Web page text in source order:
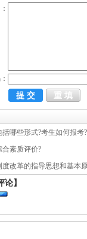
哪些形式?考生如何报考?
素质评价?
改革的指导思想和基本
论】